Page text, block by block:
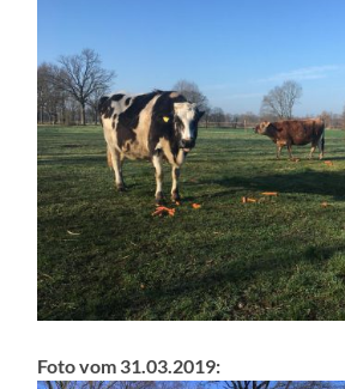
Foto vom 31.03.2019: